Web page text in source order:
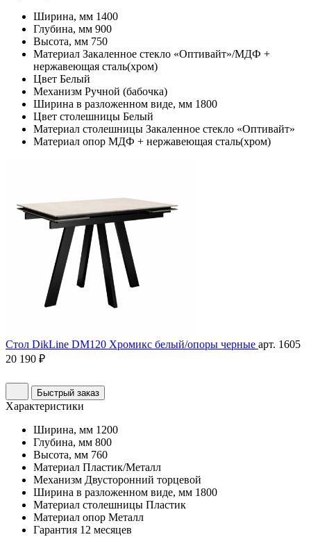
Ширина, мм 1400
Глубина, мм 900
Высота, мм 750
Материал Закаленное стекло «Оптивайт»/МДФ +
нержавеющая сталь(хром)
Цвет Белый
Механизм Ручной (бабочка)
Ширина в разложенном виде, мм 1800
Цвет столешницы Белый
Материал столешницы Закаленное стекло «Оптивайт»
Материал опор МДФ + нержавеющая сталь(хром)
Стол DikLine DM120 Хромикс белый/опоры черные арт. 1605
20 190 ₽
Быстрый заказ
Характеристики
Ширина, мм 1200
Глубина, мм 800
Высота, мм 760
Материал Пластик/Металл
Механизм Двусторонний торцевой
Ширина в разложенном виде, мм 1800
Материал столешницы Пластик
Материал опор Металл
Гарантия 12 месяцев